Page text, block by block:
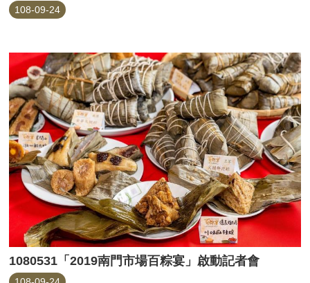
108-09-24
1080531「2019南門市場百粽宴」啟動記者會